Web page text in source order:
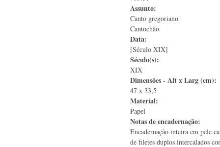
Assunto:
Canto gregoriano
Cantochão
Data:
[Século XIX]
Século(s):
XIX
Dimensões - Alt x Larg (cm):
47 x 33,5
Material:
Papel
Notas de encadernação:
Encadernação inteira em pele
de filetes duplos intercalados